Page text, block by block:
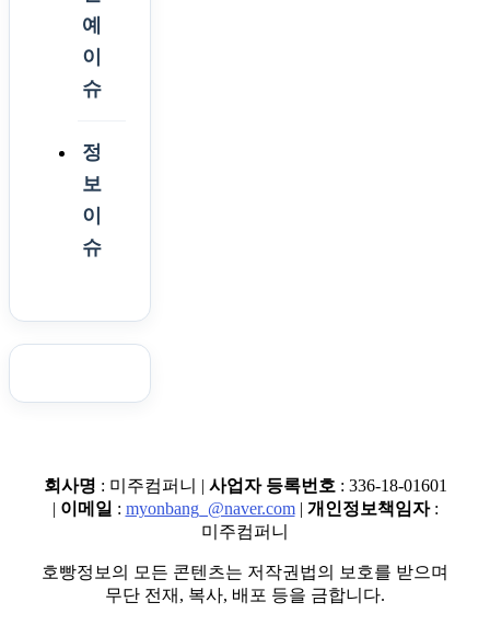
예
이
슈
정
보
이
슈
회사명 : 미주컴퍼니 | 사업자 등록번호 : 336-18-01601
| 이메일 : myonbang_@naver.com| 개인정보책임자:
미주컴퍼니
호빵정보의 모든 콘텐츠는 저작권법의 보호를 받으며
무단 전재, 복사, 배포 등을 금합니다.